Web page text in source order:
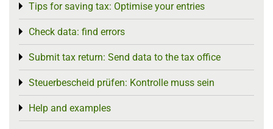
Tips for saving tax: Optimise your entries
Toggle menu
Check data: find errors
Toggle menu
Submit tax return: Send data to the tax office
Toggle menu
Steuerbescheid prüfen: Kontrolle muss sein
Toggle menu
Help and examples
Toggle menu